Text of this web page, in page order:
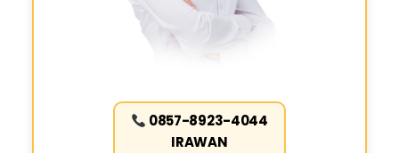
0857-8923-4044
IRAWAN